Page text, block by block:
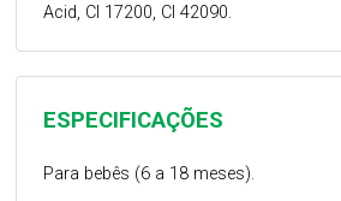
ESPECIFICAÇÕES
Para bebês (6 a 18 meses).
Acid, CI 17200, CI 42090.